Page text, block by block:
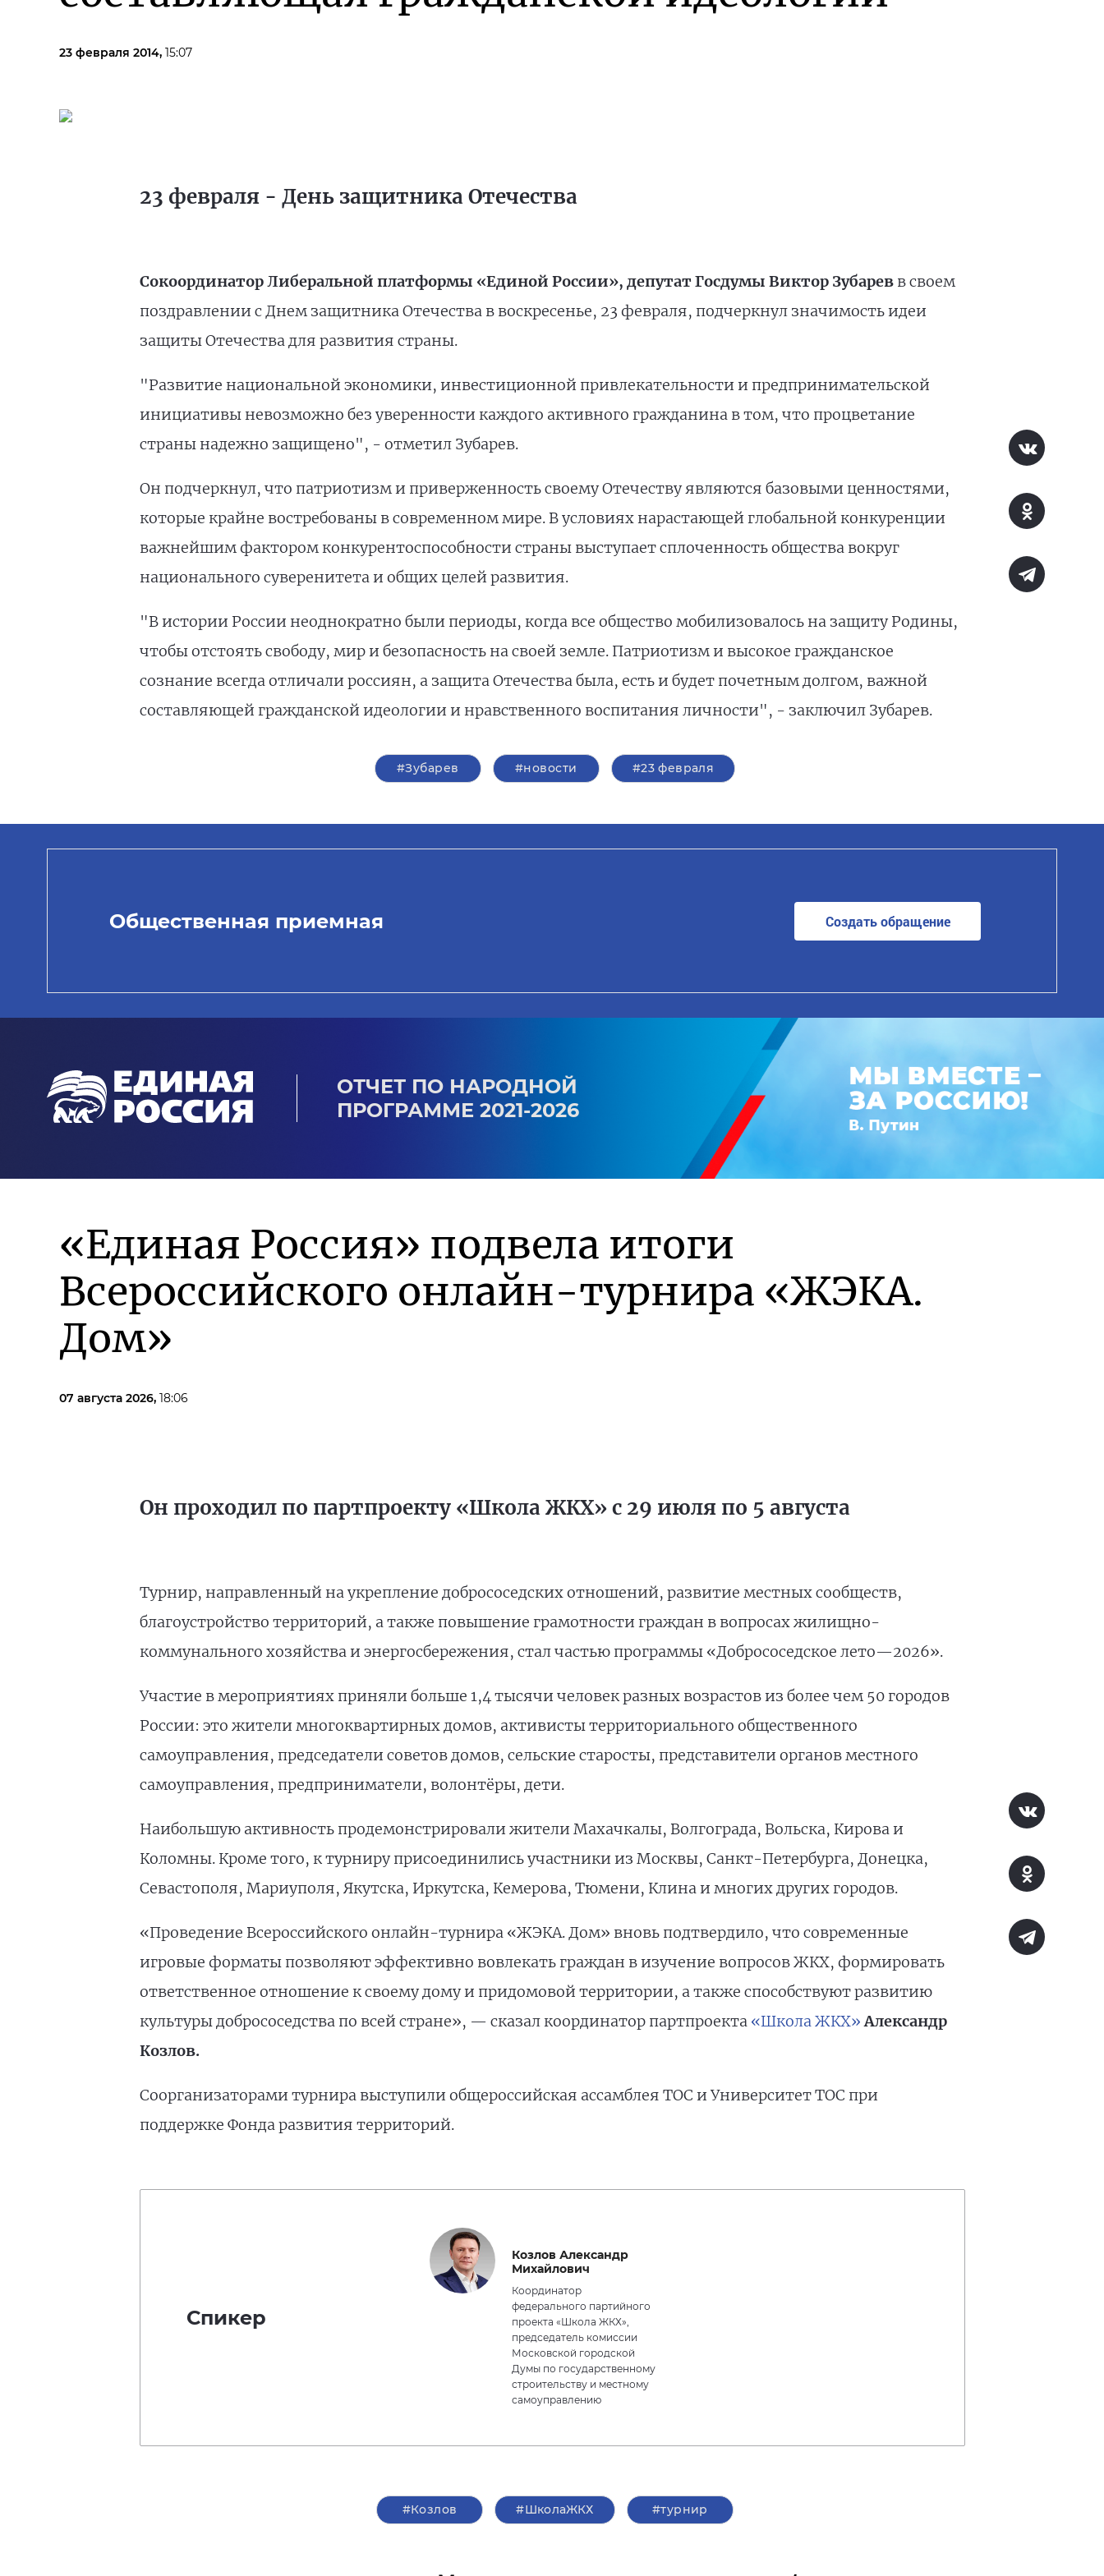
23 февраля 2014, 15:07
23 февраля - День защитника Отечества
Cокоординатор Либеральной платформы «Единой России», депутат Госдумы Виктор Зубаревв своем
поздравлении с Днем защитника Отечества в воскресенье, 23 февраля, подчеркнул значимость идеи
защиты Отечества для развития страны.
"Развитие национальной экономики, инвестиционной привлекательности и предпринимательской
инициативы невозможно без уверенности каждого активного гражданина в том, что процветание
страны надежно защищено", - отметил Зубарев.
Он подчеркнул, что патриотизм и приверженность своему Отечеству являются базовыми ценностями,
которые крайне востребованы в современном мире. В условиях нарастающей глобальной конкуренции
важнейшим фактором конкурентоспособности страны выступает сплоченность общества вокруг
национального суверенитета и общих целей развития.
"В истории России неоднократно были периоды, когда все общество мобилизовалось на защиту Родины,
чтобы отстоять свободу, мир и безопасность на своей земле. Патриотизм и высокое гражданское
сознание всегда отличали россиян, а защита Отечества была, есть и будет почетным долгом, важной
составляющей гражданской идеологии и нравственного воспитания личности", - заключил Зубарев.
#Зубарев #новости #23 февраля
Общественная приемная Создать обращение
ОТЧЕТ ПО НАРОДНОЙ
ПРОГРАММЕ 2021-2026
«Единая Россия» подвела итоги
Всероссийского онлайн-турнира «ЖЭКА.
Дом»
07 августа 2026, 18:06
Он проходил по партпроекту «Школа ЖКХ» с 29 июля по 5 августа
Турнир, направленный на укрепление добрососедских отношений, развитие местных сообществ,
благоустройство территорий, а также повышение грамотности граждан в вопросах жилищно-
коммунального хозяйства и энергосбережения, стал частью программы «Добрососедское лето—2026».
Участие в мероприятиях приняли больше 1,4 тысячи человек разных возрастов из более чем 50 городов
России: это жители многоквартирных домов, активисты территориального общественного
самоуправления, председатели советов домов, сельские старосты, представители органов местного
самоуправления, предприниматели, волонтёры, дети.
Наибольшую активность продемонстрировали жители Махачкалы, Волгограда, Вольска, Кирова и
Коломны. Кроме того, к турниру присоединились участники из Москвы, Санкт-Петербурга, Донецка,
Севастополя, Мариуполя, Якутска, Иркутска, Кемерова, Тюмени, Клина и многих других городов.
«Проведение Всероссийского онлайн-турнира «ЖЭКА. Дом» вновь подтвердило, что современные
игровые форматы позволяют эффективно вовлекать граждан в изучение вопросов ЖКХ, формировать
ответственное отношение к своему дому и придомовой территории, а также способствуют развитию
культуры добрососедства по всей стране», — сказал координатор партпроекта «Школа ЖКХ»Александр
Козлов.
Соорганизаторами турнира выступили общероссийская ассамблея ТОС и Университет ТОС при
поддержке Фонда развития территорий.
Спикер
Козлов Александр
Михайлович
Координатор
федерального партийного
проекта «Школа ЖКХ»,
председатель комиссии
Московской городской
Думы по государственному
строительству и местному
самоуправлению
#Козлов #ШколаЖКХ #турнир